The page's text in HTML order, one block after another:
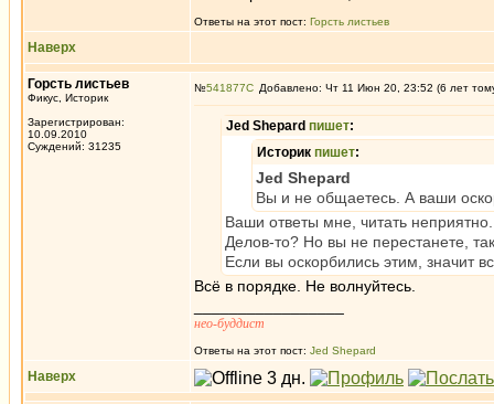
Ответы на этот пост: Горсть листьев
Наверх
Горсть листьев
Фикус, Историк
Зарегистрирован:
10.09.2010
Суждений: 31235
№541877 Добавлено: Чт 11 Июн 20, 23:52 (6 лет
Jed Shepard пишет:
Историк пишет:
Jed Shepard
Вы и не общаетесь. А ваши
Ваши ответы мне, читать
Делов-то? Но вы не перестанете,
Если вы оскорбились этим, значит
Всё в порядке. Не волнуйтесь.
нео-буддист
Ответы на этот пост: Jed Shepard
Наверх